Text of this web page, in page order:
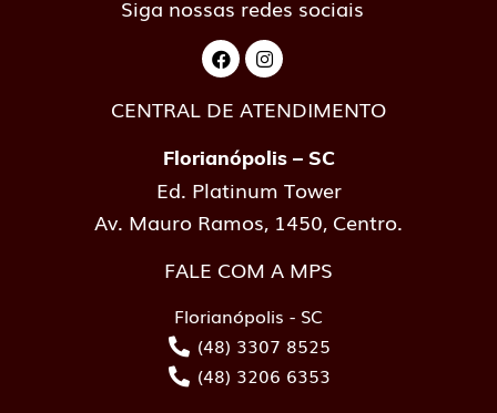
Siga nossas redes sociais
CENTRAL DE ATENDIMENTO
Florianópolis – SC
Ed. Platinum Tower
Av. Mauro Ramos, 1450, Centro.
FALE COM A MPS
Florianópolis - SC
(48) 3307 8525
(48) 3206 6353